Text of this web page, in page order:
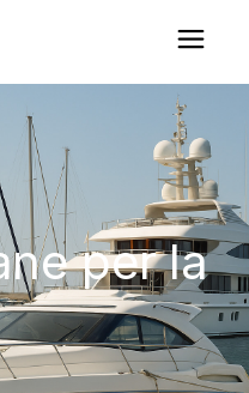
per la